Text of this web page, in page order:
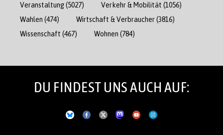
Veranstaltung(5027) Verkehr & Mobilität (1056)
Wahlen (474) Wirtschaft & Verbraucher(3816)
Wissenschaft (467) Wohnen (784)
DU FINDEST UNS AUCH AUF: